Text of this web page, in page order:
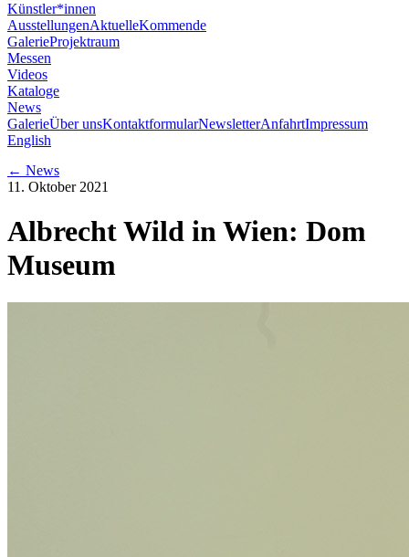
Künstler*innen
AusstellungenAktuelleKommende
GalerieProjektraum
Messen
Videos
Kataloge
News
GalerieÜber unsKontaktformularNewsletterAnfahrtImpressum
English
← News
11. Oktober 2021
Albrecht Wild in Wien: Dom
Museum